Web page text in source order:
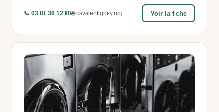
📞 03 81 36 12 80🌐 csvalentigney.org Voir la fiche